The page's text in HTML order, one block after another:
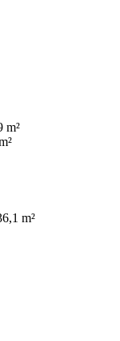
m²
m²